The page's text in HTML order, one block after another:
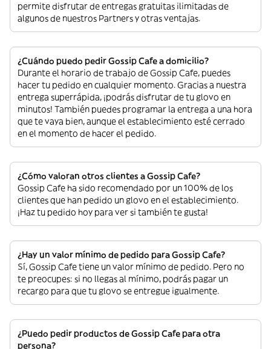
permite disfrutar de entregas gratuitas ilimitadas de
algunos de nuestros Partners y otras ventajas.
¿Cuándo puedo pedir Gossip Cafe a domicilio?
Durante el horario de trabajo de Gossip Cafe, puedes
hacer tu pedido en cualquier momento. Gracias a nuestra
entrega superrápida, ¡podrás disfrutar de tu glovo en
minutos! También puedes programar la entrega a una hora
que te vaya bien, aunque el establecimiento esté cerrado
en el momento de hacer el pedido.
¿Cómo valoran otros clientes a Gossip Cafe?
Gossip Cafe ha sido recomendado por un 100% de los
clientes que han pedido un glovo en el establecimiento.
¡Haz tu pedido hoy para ver si también te gusta!
¿Hay un valor mínimo de pedido para Gossip Cafe?
Sí, Gossip Cafe tiene un valor mínimo de pedido. Pero no
te preocupes: si no llegas al mínimo, podrás pagar un
recargo para que tu glovo se entregue igualmente.
¿Puedo pedir productos de Gossip Cafe para otra
persona?